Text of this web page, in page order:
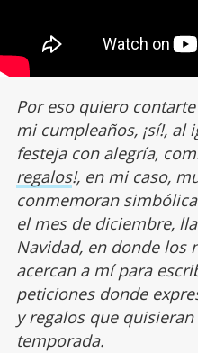
Por eso quiero
mi cumpleaños, ¡sí!, al
festeja con alegría,
regalos!, en mi caso,
conmemoran
el mes de diciembre,
Navidad, en donde los
acercan a mí para
peticiones donde
y regalos que
temporada.